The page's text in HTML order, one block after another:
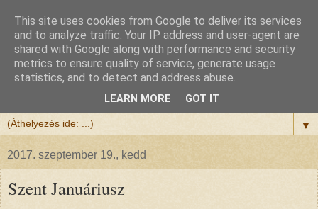
Félix atya
Szeretettel köszöntöm a honlapomra ellátogatót.
▼
2017. szeptember 19., kedd
Szent Januáriusz
This site uses cookies from Google to deliver its services
and to analyze traffic. Your IP address and user-agent are
shared with Google along with performance and security
metrics to ensure quality of service, generate usage
statistics, and to detect and address abuse.
LEARN MORE GOT IT